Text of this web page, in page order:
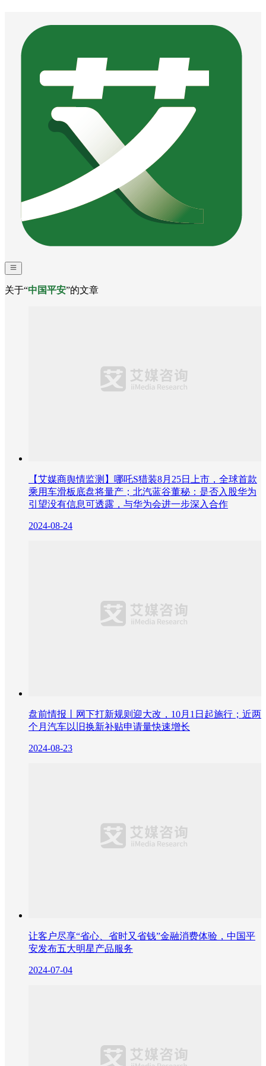
关于“中国平安”的文章
【艾媒商舆情监测】哪吒S猎装8月25日上市，全球首款
乘用车滑板底盘将量产；北汽蓝谷董秘：是否入股华为
引望没有信息可透露，与华为会进一步深入合作
2024-08-24
盘前情报丨网下打新规则迎大改，10月1日起施行；近两
个月汽车以旧换新补贴申请量快速增长
2024-08-23
让客户尽享“省心、省时又省钱”金融消费体验，中国平
安发布五大明星产品服务
2024-07-04